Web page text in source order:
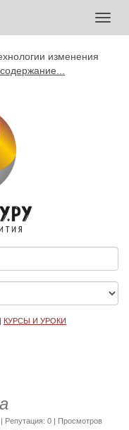
изменения
| КУРСЫ И УРОКИ
Репутация: 0 | Просмотров